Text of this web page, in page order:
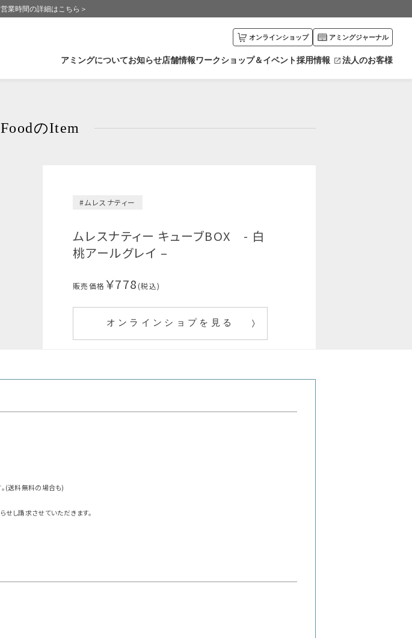
業時間の詳細はこちら＞
オンラインショップ アミングジャーナル
アミングについて
Amingの歩み
お知らせ店舗情報
福井県 新潟県
ワークショップ＆イベント
カリキュラムから探す
採用情報 法人のお客様
のItem
#ムレスナティー
ムレスナティー キューブBOX - 白
桃アールグレイ –
販売価格 ￥778 (税込)
オンラインショプを見る
。(送料無料の場合も)
し請求させていただきます。